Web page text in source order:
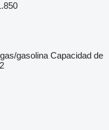
gas/gasolina Capacidad de